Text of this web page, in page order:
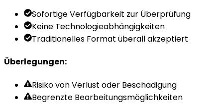
Sofortige Verfügbarkeit zur Überprüfung
Keine Technologieabhängigkeiten
Traditionelles Format überall akzeptiert
Überlegungen:
Risiko von Verlust oder Beschädigung
Begrenzte Bearbeitungsmöglichkeiten